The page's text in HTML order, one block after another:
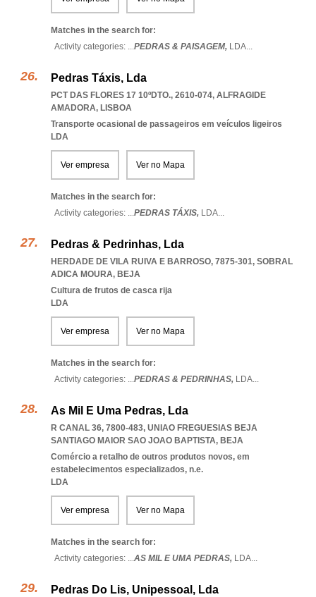
Matches in the search for:
Activity categories: ...PEDRAS & PAISAGEM, LDA...
Pedras Táxis, Lda
PCT DAS FLORES 17 10ºDTO., 2610-074, ALFRAGIDE
AMADORA, LISBOA
Transporte ocasional de passageiros em veículos ligeiros
LDA
Ver empresa Ver no Mapa
Matches in the search for:
Activity categories: ...PEDRAS TÁXIS, LDA...
Pedras & Pedrinhas, Lda
HERDADE DE VILA RUIVA E BARROSO, 7875-301, SOBRAL
ADICA MOURA, BEJA
Cultura de frutos de casca rija
LDA
Ver empresa Ver no Mapa
Matches in the search for:
Activity categories: ...PEDRAS & PEDRINHAS, LDA...
As Mil E Uma Pedras, Lda
R CANAL 36, 7800-483, UNIAO FREGUESIAS BEJA
SANTIAGO MAIOR SAO JOAO BAPTISTA, BEJA
Comércio a retalho de outros produtos novos, em
estabelecimentos especializados, n.e.
LDA
Ver empresa Ver no Mapa
Matches in the search for:
Activity categories: ...AS MIL E UMA PEDRAS, LDA...
Pedras Do Lis, Unipessoal, Lda